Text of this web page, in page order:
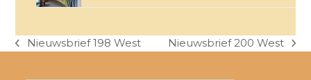
previous
Nieuwsbrief 198 West
next
Nieuwsbrief 200 West